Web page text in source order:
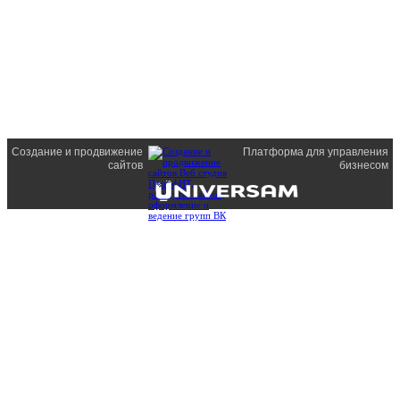
Создание и продвижение
сайтов
Платформа для управления
бизнесом